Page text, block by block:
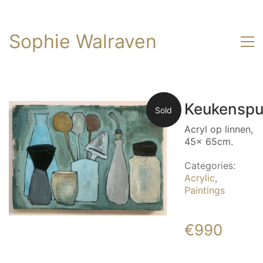
Sophie Walraven
Sold
Acryl op linnen,
45x 65cm.
Categories:
Acrylic,
Paintings
€990